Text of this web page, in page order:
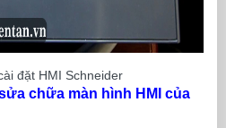
đặt HMI Schneider
chữa màn hình HMI của